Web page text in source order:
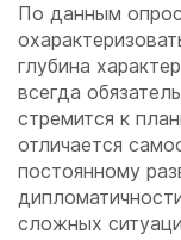
По данным
глубина
всегда
стремится к
отличается
постоянному
сложных